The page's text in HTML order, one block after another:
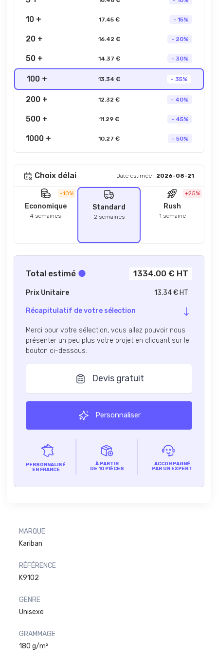
10 + 17.45 € - 15%
20 + 16.42 € - 20%
50 + 14.37 € - 30%
100 + 13.34 € - 35%
200 + 12.32 € - 40%
500 + 11.29 € - 45%
1000 + 10.27 € - 50%
Choix délai Date estimée : 2026-08-21
-10%
Economique
4 semaines
Standard
2 semaines
+25%
Rush
1 semaine
Total estimé 1334.00 € HT
Prix Unitaire 13.34 € HT
Récapitulatif de votre sélection
Merci pour votre sélection, vous allez pouvoir nous
présenter un peu plus votre projet en cliquant sur le
bouton ci-dessous.
Devis gratuit
Personnaliser
PERSONNALISÉ
EN FRANCE
À PARTIR
DE 10 PIÈCES
ACCOMPAGNÉ
PAR UN EXPERT
MARQUE
Kariban
RÉFÉRENCE
K9102
GENRE
Unisexe
GRAMMAGE
180 g/m²